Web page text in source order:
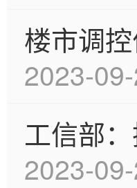
楼市调
2023-
工信部
2023-